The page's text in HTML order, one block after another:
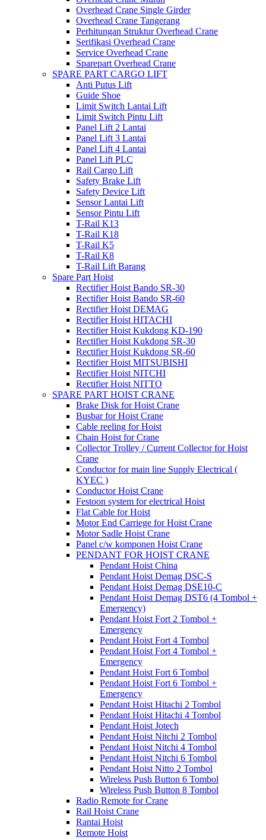
Overhead Crane Single Girder
Overhead Crane Tangerang
Perhitungan Struktur Overhead Crane
Serifikasi Overhead Crane
Service Overhead Crane
Sparepart Overhead Crane
SPARE PART CARGO LIFT
Anti Putus Lift
Guide Shoe
Limit Switch Lantai Lift
Limit Switch Pintu Lift
Panel Lift 2 Lantai
Panel Lift 3 Lantai
Panel Lift 4 Lantai
Panel Lift PLC
Rail Cargo Lift
Safety Brake Lift
Safety Device Lift
Sensor Lantai Lift
Sensor Pintu Lift
T-Rail K13
T-Rail K18
T-Rail K5
T-Rail K8
T-Rail Lift Barang
Spare Part Hoist
Rectifier Hoist Bando SR-30
Rectifier Hoist Bando SR-60
Rectifier Hoist DEMAG
Rectifier Hoist HITACHI
Rectifier Hoist Kukdong KD-190
Rectifier Hoist Kukdong SR-30
Rectifier Hoist Kukdong SR-60
Rectifier Hoist MITSUBISHI
Rectifier Hoist NITCHI
Rectifier Hoist NITTO
SPARE PART HOIST CRANE
Brake Disk for Hoist Crane
Busbar for Hoist Crane
Cable reeling for Hoist
Chain Hoist for Crane
Collector Trolley / Current Collector for Hoist
Crane
Conductor for main line Supply Electrical (
KYEC )
Conductor Hoist Crane
Festoon system for electrical Hoist
Flat Cable for Hoist
Motor End Carriege for Hoist Crane
Motor Sadle Hoist Crane
Panel c/w komponen Hoist Crane
PENDANT FOR HOIST CRANE
Pendant Hoist China
Pendant Hoist Demag DSC-S
Pendant Hoist Demag DSE10-C
Pendant Hoist Demag DST6 (4 Tombol +
Emergency)
Pendant Hoist Fort 2 Tombol +
Emergency
Pendant Hoist Fort 4 Tombol
Pendant Hoist Fort 4 Tombol +
Emergency
Pendant Hoist Fort 6 Tombol
Pendant Hoist Fort 6 Tombol +
Emergency
Pendant Hoist Hitachi 2 Tombol
Pendant Hoist Hitachi 4 Tombol
Pendant Hoist Jotech
Pendant Hoist Nitchi 2 Tombol
Pendant Hoist Nitchi 4 Tombol
Pendant Hoist Nitchi 6 Tombol
Pendant Hoist Nitto 2 Tombol
Wireless Push Button 6 Tombol
Wireless Push Button 8 Tombol
Radio Remote for Crane
Rail Hoist Crane
Rantai Hoist
Remote Hoist